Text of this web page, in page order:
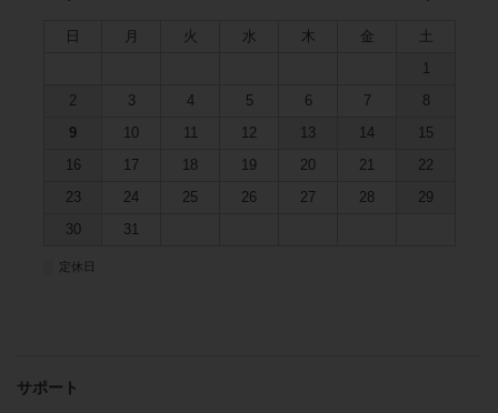
日 月 火 水 木 金
1
2
3 4 5 6 7
8
9
10 11 12 13 14
15
16
17 18 19 20 21
22
23
24 25 26 27 28
29
30
31
定休日
サポート